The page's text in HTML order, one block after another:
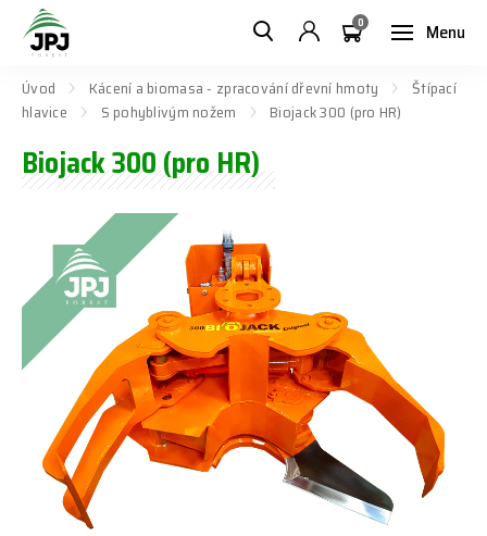
Menu
0
Úvod Kácení a biomasa - zpracování dřevní hmoty
Štípací
hlavice
S pohyblivým nožem Biojack 300 (pro HR)
Biojack 300 (pro HR)